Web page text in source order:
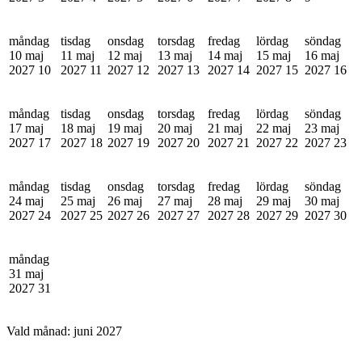
måndag
10 maj
2027 10
tisdag
11 maj
2027 11
onsdag
12 maj
2027 12
torsdag
13 maj
2027 13
fredag
14 maj
2027 14
lördag
15 maj
2027 15
söndag
16 maj
2027 16
måndag
17 maj
2027 17
tisdag
18 maj
2027 18
onsdag
19 maj
2027 19
torsdag
20 maj
2027 20
fredag
21 maj
2027 21
lördag
22 maj
2027 22
söndag
23 maj
2027 23
måndag
24 maj
2027 24
tisdag
25 maj
2027 25
onsdag
26 maj
2027 26
torsdag
27 maj
2027 27
fredag
28 maj
2027 28
lördag
29 maj
2027 29
söndag
30 maj
2027 30
måndag
31 maj
2027 31
Vald månad: juni 2027